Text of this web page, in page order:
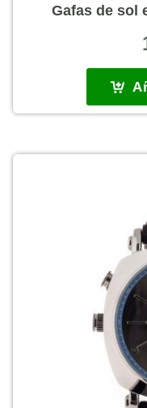
Gafas de sol